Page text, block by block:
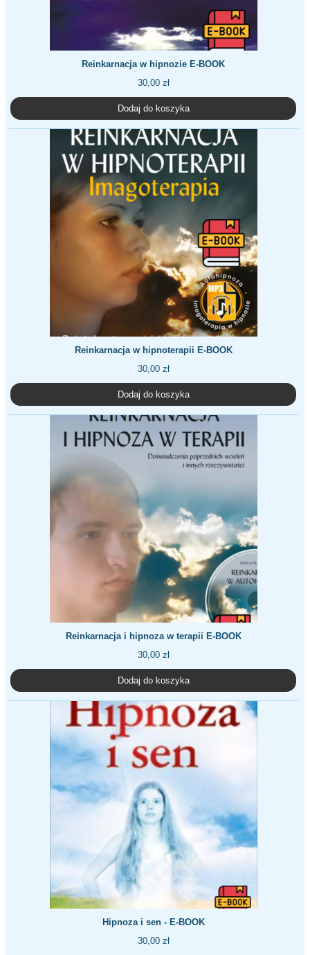
Reinkarnacja w hipnozie E-BOOK
30,00 zł
Dodaj do koszyka
Reinkarnacja w hipnoterapii E-BOOK
30,00 zł
Dodaj do koszyka
Reinkarnacja i hipnoza w terapii E-BOOK
30,00 zł
Dodaj do koszyka
Hipnoza i sen - E-BOOK
30,00 zł